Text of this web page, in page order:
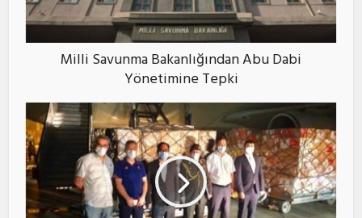
Milli Savunma Bakanlığından Abu Dabi
Yönetimine Tepki